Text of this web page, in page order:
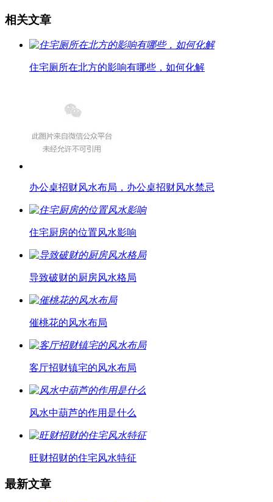
相关文章
住宅厕所在北方的影响有哪些，如何化解
办公桌招财风水布局，办公桌招财风水禁忌
住宅厨房的位置风水影响
导致破财的厨房风水格局
催桃花的风水布局
客厅招财镇宅的风水布局
风水中葫芦的作用是什么
旺财招财的住宅风水特征
最新文章